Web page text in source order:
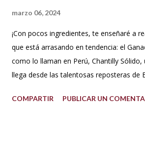
marzo 06, 2024
¡Con pocos ingredientes, te enseñaré a
que está arrasando en tendencia: el
como lo llaman en Perú, Chantilly Sólido,
llega desde las talentosas reposteras de
propiedad de solidificarse al enfriarse,
COMPARTIR PUBLICAR UN